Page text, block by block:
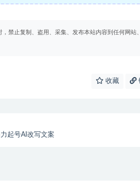
禁止复制、盗用、采集、发布本站内容到任何网站
收藏
起号AI改写文案